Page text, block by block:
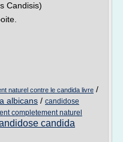
Candisis)
naturel contre le candida livre /
albicans / candidose
completement naturel
candida